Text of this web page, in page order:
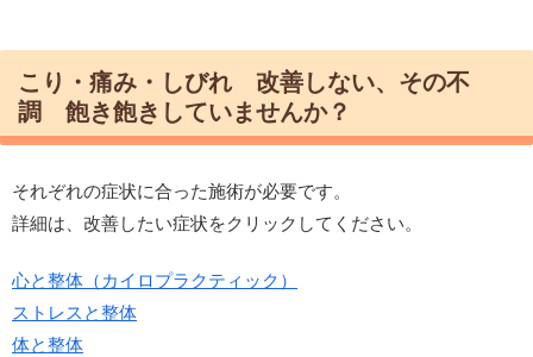
こり・痛み・しびれ 改善しない、その不
調 飽き飽きしていませんか？
それぞれの症状に合った施術が必要です。
詳細は、改善したい症状をクリックしてください。
心と整体（カイロプラクティック）
ストレスと整体
体と整体